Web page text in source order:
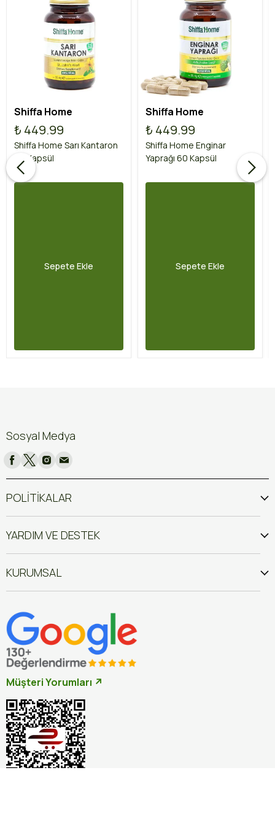
Shiffa Home
₺ 449.99
Shiffa Home Sarı Kantaron
60 Kapsül
Sepete Ekle
Shiffa Home
₺ 449.99
Shiffa Home Enginar
Yaprağı 60 Kapsül
Sepete Ekle
Sosyal Medya
POLİTİKALAR
YARDIM VE DESTEK
KURUMSAL
Müşteri Yorumları ↗